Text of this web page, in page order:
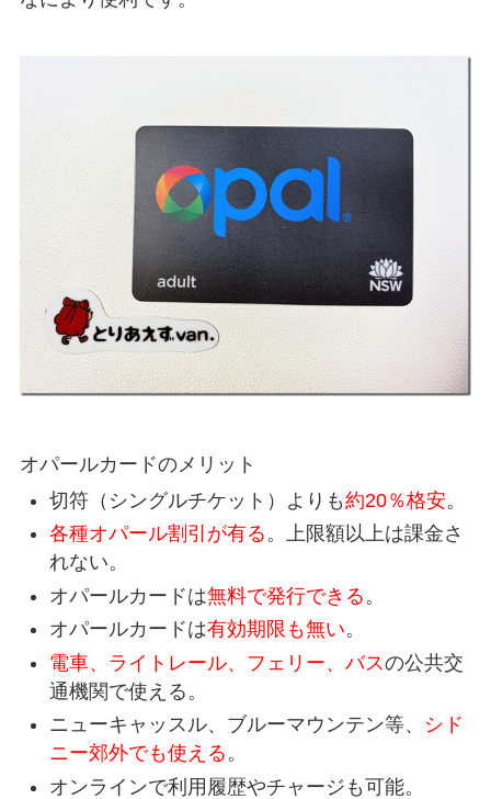
オパールカードのメリット
切符（シングルチケット）よりも約20％格安。
各種オパール割引が有る。上限額以上は課金さ
れない。
オパールカードは無料で発行できる 。
オパールカードは有効期限も無い。
電車、ライトレール、フェリー、バスの公共交
通機関で使える。
ニューキャッスル、ブルーマウンテン等、
シド
ニー郊外でも使える。
オンラインで利用履歴やチャージも可能。